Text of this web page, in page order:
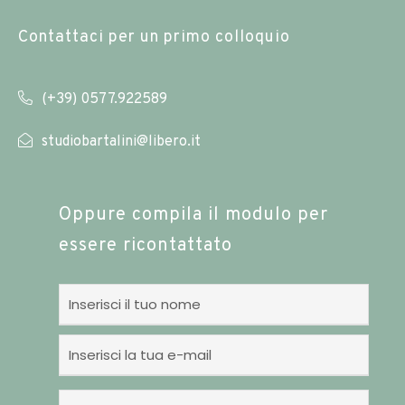
Contattaci per un primo colloquio
(+39) 0577.922589
studiobartalini@libero.it
Oppure compila il modulo per
essere ricontattato